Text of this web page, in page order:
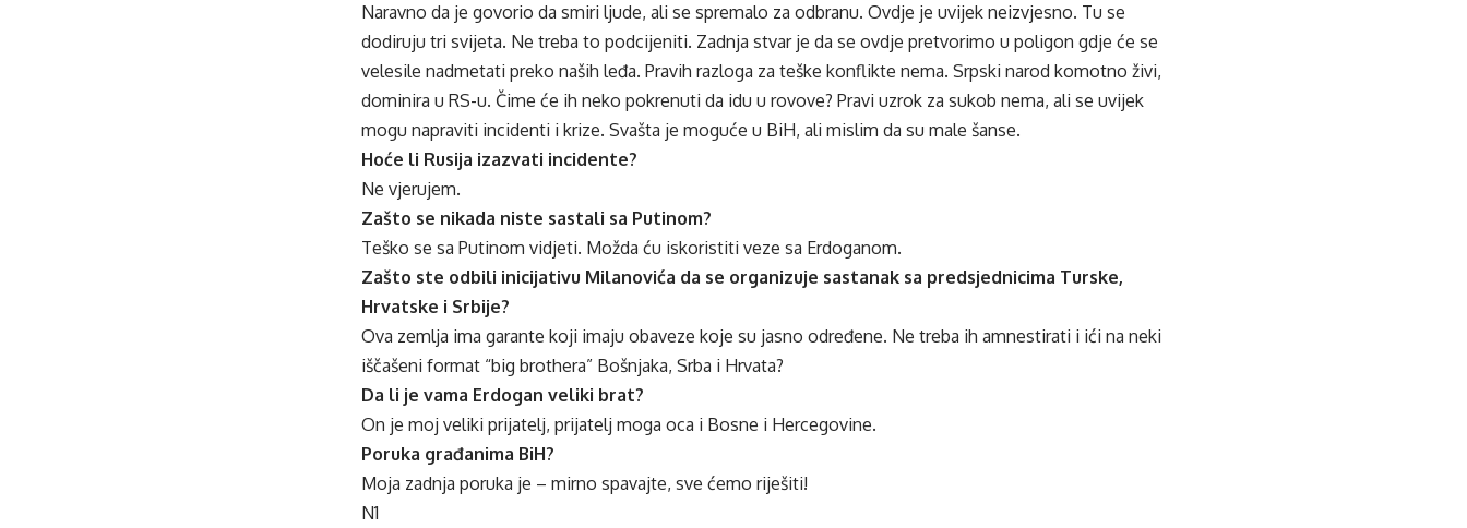
Naravno da je govorio da smiri ljude, ali se spremalo za odbranu. Ovdje je uvijek neizvjesno. Tu se
dodiruju tri svijeta. Ne treba to podcijeniti. Zadnja stvar je da se ovdje pretvorimo u poligon gdje će se
velesile nadmetati preko naših leđa. Pravih razloga za teške konflikte nema. Srpski narod komotno živi,
dominira u RS-u. Čime će ih neko pokrenuti da idu u rovove? Pravi uzrok za sukob nema, ali se uvijek
mogu napraviti incidenti i krize. Svašta je moguće u BiH, ali mislim da su male šanse.
Hoće li Rusija izazvati incidente?
Ne vjerujem.
Zašto se nikada niste sastali sa Putinom?
Teško se sa Putinom vidjeti. Možda ću iskoristiti veze sa Erdoganom.
Zašto ste odbili inicijativu Milanovića da se organizuje sastanak sa predsjednicima Turske,
Hrvatske i Srbije?
Ova zemlja ima garante koji imaju obaveze koje su jasno određene. Ne treba ih amnestirati i ići na neki
iščašeni format “big brothera” Bošnjaka, Srba i Hrvata?
Da li je vama Erdogan veliki brat?
On je moj veliki prijatelj, prijatelj moga oca i Bosne i Hercegovine.
Poruka građanima BiH?
Moja zadnja poruka je – mirno spavajte, sve ćemo riješiti!
N1